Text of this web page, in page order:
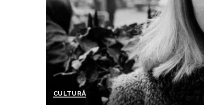
CULTURĂ